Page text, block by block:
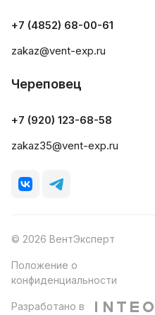
+7 (4852) 68-00-61
zakaz@vent-exp.ru
Череповец
+7 (920) 123-68-58
zakaz35@vent-exp.ru
© 2026 ВентЭксперт
Положение о
конфиденциальности
Разработано в